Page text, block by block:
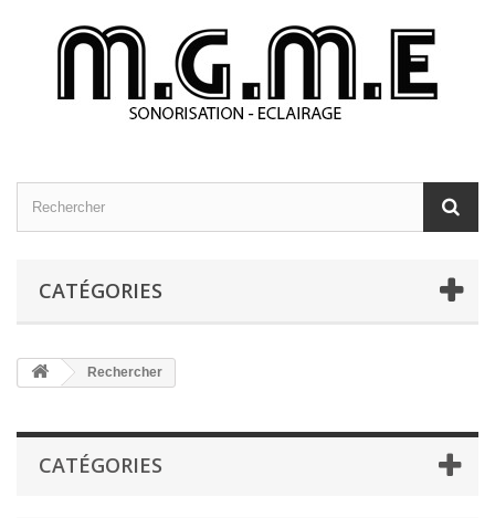
CATÉGORIES
Rechercher
CATÉGORIES